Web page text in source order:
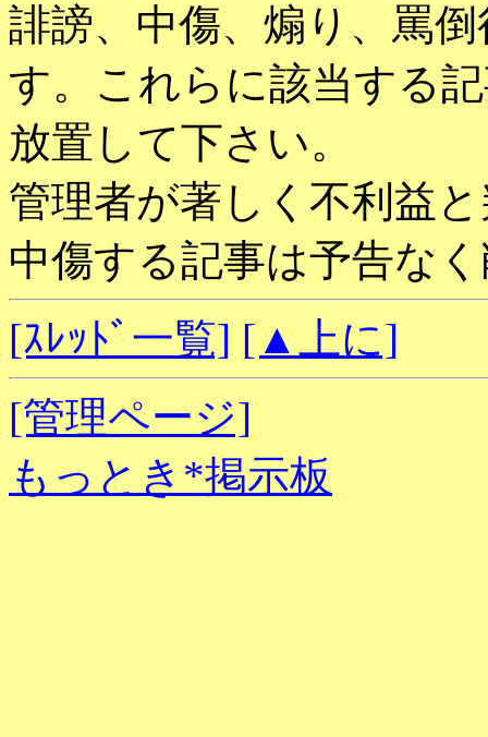
誹謗、中傷、煽り、罵
す。これらに該当する
放置して下さい。
管理者が著しく不利益
中傷する記事は予告な
[ｽﾚｯﾄﾞ一覧] [▲上に]
[管理ページ]
もっとき*掲示板